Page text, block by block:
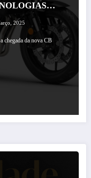
2025
chegada da nova CB